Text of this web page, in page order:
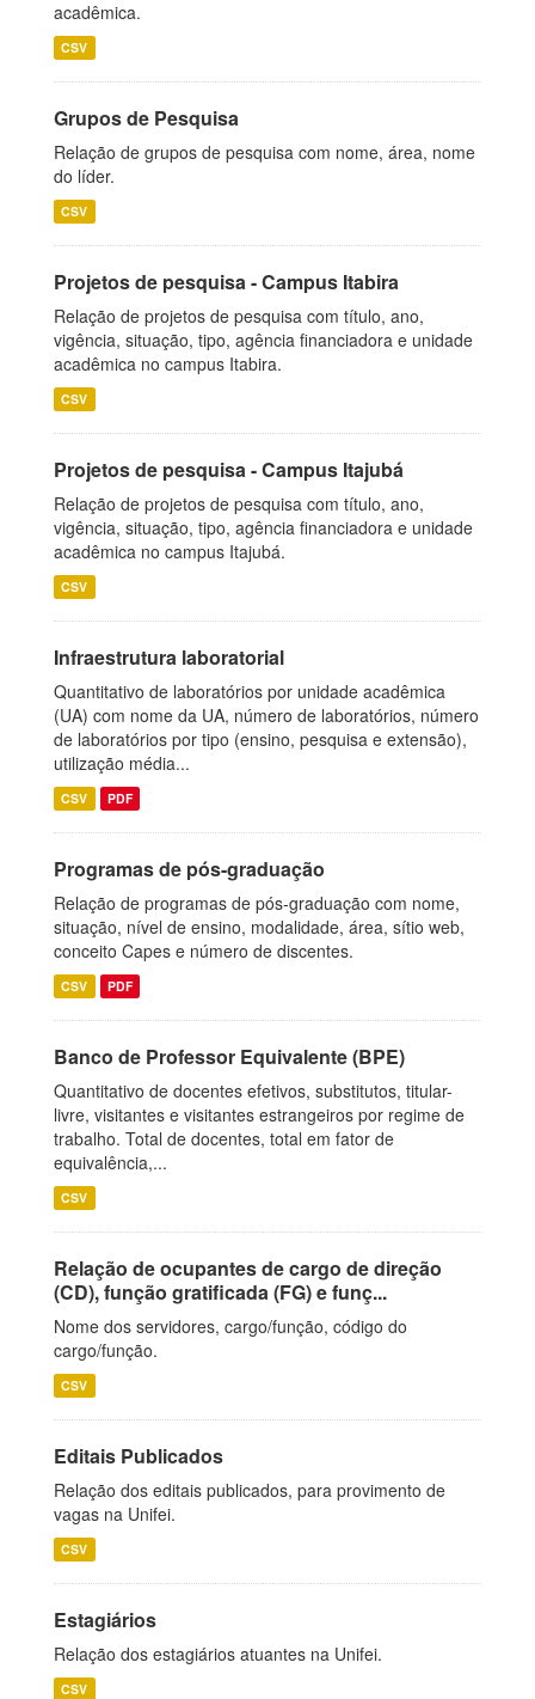
acadêmica.
CSV
Grupos de Pesquisa
Relação de grupos de pesquisa com nome, área, nome
do líder.
CSV
Projetos de pesquisa - Campus Itabira
Relação de projetos de pesquisa com título, ano,
vigência, situação, tipo, agência financiadora e unidade
acadêmica no campus Itabira.
CSV
Projetos de pesquisa - Campus Itajubá
Relação de projetos de pesquisa com título, ano,
vigência, situação, tipo, agência financiadora e unidade
acadêmica no campus Itajubá.
CSV
Infraestrutura laboratorial
Quantitativo de laboratórios por unidade acadêmica
(UA) com nome da UA, número de laboratórios, número
de laboratórios por tipo (ensino, pesquisa e extensão),
utilização média...
CSV PDF
Programas de pós-graduação
Relação de programas de pós-graduação com nome,
situação, nível de ensino, modalidade, área, sítio web,
conceito Capes e número de discentes.
CSV PDF
Banco de Professor Equivalente (BPE)
Quantitativo de docentes efetivos, substitutos, titular-
livre, visitantes e visitantes estrangeiros por regime de
trabalho. Total de docentes, total em fator de
equivalência,...
CSV
Relação de ocupantes de cargo de direção
(CD), função gratificada (FG) e funç...
Nome dos servidores, cargo/função, código do
cargo/função.
CSV
Editais Publicados
Relação dos editais publicados, para provimento de
vagas na Unifei.
CSV
Estagiários
Relação dos estagiários atuantes na Unifei.
CSV